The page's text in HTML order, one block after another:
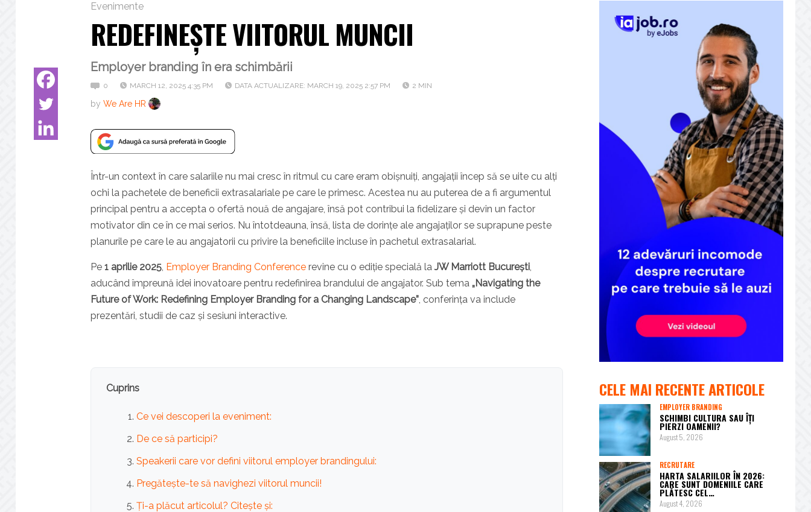
Evenimente
REDEFINEȘTE VIITORUL MUNCII
Employer branding în era schimbării
0 MARCH 12, 2025 4:35 PM DATA ACTUALIZARE: MARCH 19, 2025 2:57 PM 2 MIN
by We Are HR
Într-un context în care salariile nu mai cresc în ritmul cu care eram obișnuiți, angajații încep să se uite cu alți
ochi la pachetele de beneficii extrasalariale pe care le primesc. Acestea nu au puterea de a fi argumentul
principal pentru a accepta o ofertă nouă de angajare, însă pot contribui la fidelizare și devin un factor
motivator din ce în ce mai serios. Nu întotdeauna, însă, lista de dorințe ale angajaților se suprapune peste
planurile pe care le au angajatorii cu privire la beneficiile incluse în pachetul extrasalarial.
Pe 1 aprilie 2025, Employer Branding Conference revine cu o ediție specială la JW Marriott București,
aducând împreună idei inovatoare pentru redefinirea brandului de angajator. Sub tema „Navigating the
Future of Work: Redefining Employer Branding for a Changing Landscape”, conferința va include
prezentări, studii de caz și sesiuni interactive.
Cuprins
Ce vei descoperi la eveniment:
De ce să participi?
Speakerii care vor defini viitorul employer brandingului:
Pregătește-te să navighezi viitorul muncii!
Ți-a plăcut articolul? Citește și:
CELE MAI RECENTE ARTICOLE
EMPLOYER BRANDING
SCHIMBI CULTURA SAU ÎȚI
PIERZI OAMENII?
August 5, 2026
RECRUTARE
HARTA SALARIILOR ÎN 2026:
CARE SUNT DOMENIILE CARE
PLĂTESC CEL…
August 4, 2026